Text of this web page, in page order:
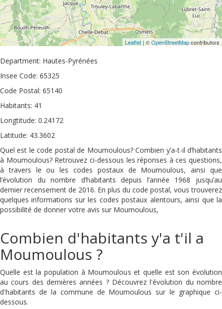
Leaflet | ©OpenStreetMapcontributors
Department: Hautes-Pyrénées
Insee Code: 65325
Code Postal: 65140
Habitants: 41
Longtitude: 0.24172
Latitude: 43.3602
Quel est le code postal de Moumoulous? Combien y’a-t-il d’habitants
à Moumoulous? Retrouvez ci-dessous les réponses à ces questions,
à travers le ou les codes postaux de Moumoulous, ainsi que
l’évolution du nombre d’habitants depuis l’année 1968 jusqu’au
dernier recensement de 2016. En plus du code postal, vous trouverez
quelques informations sur les codes postaux alentours, ainsi que la
possibilité de donner votre avis sur Moumoulous,
Combien d'habitants y'a t'il a
Moumoulous ?
Quelle est la population à Moumoulous et quelle est son évolution
au cours des dernières années ? Découvrez l'évolution du nombre
d'habitants de la commune de Moumoulous sur le graphique ci-
dessous.